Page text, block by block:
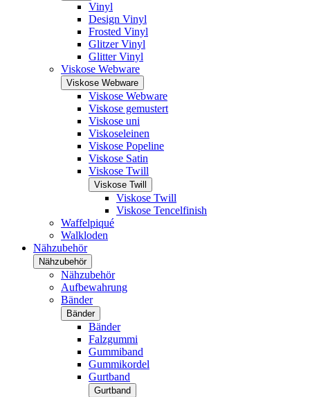
Vinyl
Design Vinyl
Frosted Vinyl
Glitzer Vinyl
Glitter Vinyl
Viskose Webware
Viskose Webware
Viskose Webware
Viskose gemustert
Viskose uni
Viskoseleinen
Viskose Popeline
Viskose Satin
Viskose Twill
Viskose Twill
Viskose Twill
Viskose Tencelfinish
Waffelpiqué
Walkloden
Nähzubehör
Nähzubehör
Nähzubehör
Aufbewahrung
Bänder
Bänder
Bänder
Falzgummi
Gummiband
Gummikordel
Gurtband
Gurtband